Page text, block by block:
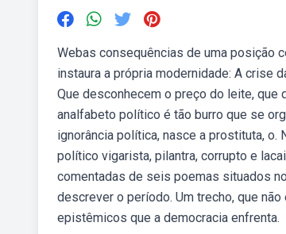
Webas consequências de uma posição
instaura a própria modernidade: A crise
Que desconhecem o preço do leite, que
analfabeto político é tão burro que se
ignorância política, nasce a prostituta,
político vigarista, pilantra, corrupto e
comentadas de seis poemas situados
descrever o período. Um trecho, que
epistêmicos que a democracia enfrenta.